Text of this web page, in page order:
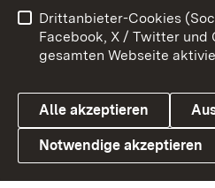
Link zum Landesportal
Benutzungshinweise
Datenschutz
Drittanbieter-Cookies
Facebook, X / Twitter und
gesamten Webseite
Alle akzeptieren
Notwendige akzeptieren